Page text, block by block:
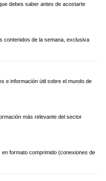
debes saber antes de acostarte
contenidos de la semana, exclusiva
e información útil sobre el mundo de
más relevante del sector
en formato comprimido (conexiones de